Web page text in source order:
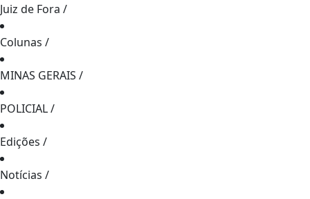
Juiz de Fora /
Colunas /
MINAS GERAIS /
POLICIAL/
Edições /
Notícias /